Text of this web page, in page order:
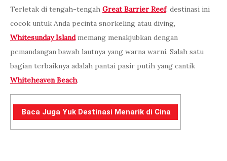
Terletak di tengah-tengah Great Barrier Reef, destinasi ini
cocok untuk Anda pecinta snorkeling atau diving,
Whitesunday Islandmemang menakjubkan dengan
pemandangan bawah lautnya yang warna warni. Salah satu
bagian terbaiknya adalah pantai pasir putih yang cantik
Whiteheaven Beach.
Baca Juga Yuk Destinasi Menarik di Cina